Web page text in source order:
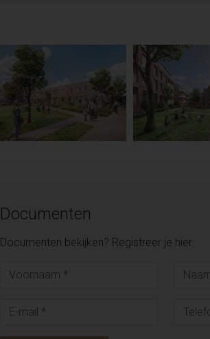
Documenten
Documenten bekijken? Registreer je hier.